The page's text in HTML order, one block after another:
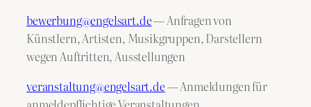
bewerbung@engelsart.de— Anfragen von
Künstlern, Artisten, Musikgruppen, Darstellern
wegen Auftritten, Ausstellungen
veranstaltung@engelsart.de— Anmeldungen für